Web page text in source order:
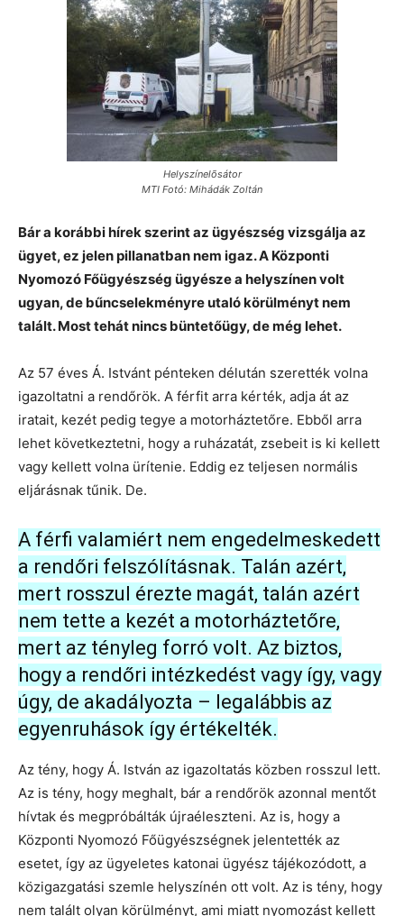
Helyszínelõsátor
MTI Fotó: Mihádák Zoltán
Bár a korábbi hírek szerint az ügyészség vizsgálja az
ügyet, ez jelen pillanatban nem igaz. A Központi
Nyomozó Főügyészség ügyésze a helyszínen volt
ugyan, de bűncselekményre utaló körülményt nem
talált. Most tehát nincs büntetőügy, de még lehet.
Az 57 éves Á. Istvánt pénteken délután szerették volna
igazoltatni a rendőrök. A férfit arra kérték, adja át az
iratait, kezét pedig tegye a motorháztetőre. Ebből arra
lehet következtetni, hogy a ruházatát, zsebeit is ki kellett
vagy kellett volna ürítenie. Eddig ez teljesen normális
eljárásnak tűnik. De.
A férfi valamiért nem engedelmeskedett
a rendőri felszólításnak. Talán azért,
mert rosszul érezte magát, talán azért
nem tette a kezét a motorháztetőre,
mert az tényleg forró volt. Az biztos,
hogy a rendőri intézkedést vagy így, vagy
úgy, de akadályozta – legalábbis az
egyenruhások így értékelték.
Az tény, hogy Á. István az igazoltatás közben rosszul lett.
Az is tény, hogy meghalt, bár a rendőrök azonnal mentőt
hívtak és megpróbálták újraéleszteni. Az is, hogy a
Központi Nyomozó Főügyészségnek jelentették az
esetet, így az ügyeletes katonai ügyész tájékozódott, a
közigazgatási szemle helyszínén ott volt. Az is tény, hogy
nem talált olyan körülményt, ami miatt nyomozást kellett